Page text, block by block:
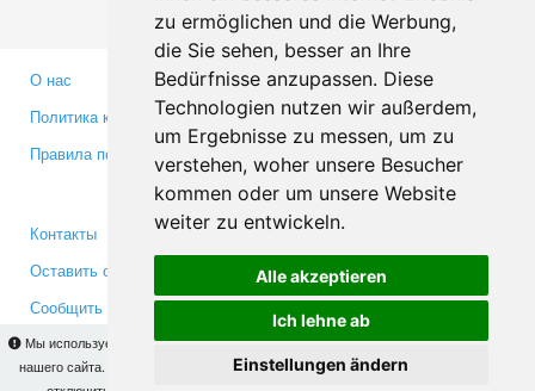
zu ermöglichen und die Werbung,
die Sie sehen, besser an Ihre
Bedürfnisse anzupassen. Diese
Technologien nutzen wir außerdem,
um Ergebnisse zu messen, um zu
verstehen, woher unsere Besucher
kommen oder um unsere Website
weiter zu entwickeln.
Alle akzeptieren
Ich lehne ab
Einstellungen ändern
Мы используем cookies для того, чтобы Вы могли использовать весь функционал
нашего сайта. На
Вы сможете узнать подробности и, при желании,
О нас
Политика конфиденциальности
Правила пользования
Партнерам
Инвесторам
Медиа
Контакты
Оставить отзыв
Сообщить об ошибке
Facebook
Twitter
YouTube
Google+